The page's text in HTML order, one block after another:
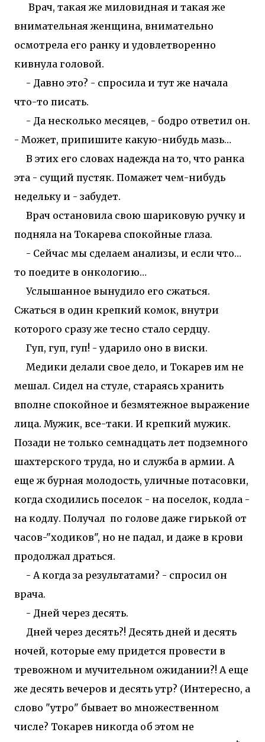
Врач, такая же миловидная и такая же
внимательная женщина, внимательно
осмотрела его ранку и удовлетворенно
кивнула головой.
- Давно это? - спросила и тут же начала
что-то писать.
- Да несколько месяцев, - бодро ответил он.
- Может, припишите какую-нибудь мазь…
В этих его словах надежда на то, что ранка
эта - сущий пустяк. Помажет чем-нибудь
недельку и - забудет.
Врач остановила свою шариковую ручку и
подняла на Токарева спокойные глаза.
- Сейчас мы сделаем анализы, и если что…
то поедите в онкологию…
Услышанное вынудило его сжаться.
Сжаться в один крепкий комок, внутри
которого сразу же тесно стало сердцу.
Гуп, гуп, гуп! - ударило оно в виски.
Медики делали свое дело, и Токарев им не
мешал. Сидел на стуле, стараясь хранить
вполне спокойное и безмятежное выражение
лица. Мужик, все-таки. И крепкий мужик.
Позади не только семнадцать лет подземного
шахтерского труда, но и служба в армии. А
еще ж бурная молодость, уличные потасовки,
когда сходились поселок - на поселок, кодла -
на кодлу. Получал по голове даже гирькой от
часов-"ходиков", но не падал, и даже в крови
продолжал драться.
- А когда за результатами? - спросил он
врача.
- Дней через десять.
Дней через десять?! Десять дней и десять
ночей, которые ему придется провести в
тревожном и мучительном ожидании?! А еще
же десять вечеров и десять утр? (Интересно, а
слово "утро" бывает во множественном
числе? Токарев никогда об этом не